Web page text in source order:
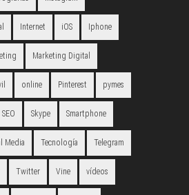
Internet iOS Iphone
Marketing Digital
online Pinterest pymes
SEO Skype Smartphone
Media Tecnología Telegram
Twitter Vine vídeos